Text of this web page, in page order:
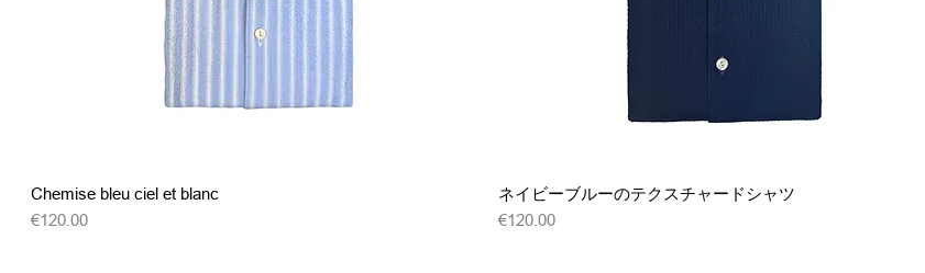
クイックビュー
Chemise bleu ciel et blanc
価格
€120.00
クイックビュー
ネイビーブルーのテクスチャードシャツ
価格
€120.00